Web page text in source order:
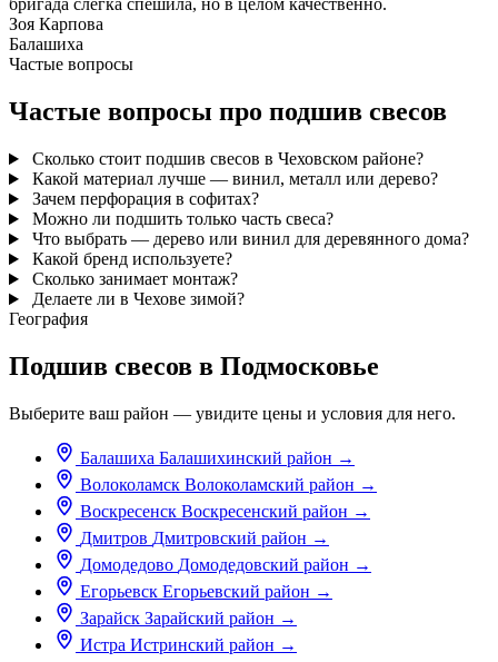
бригада слегка спешила, но в целом качественно.
Зоя Карпова
Балашиха
Частые вопросы
Частые вопросы про подшив свесов
Сколько стоит подшив свесов в Чеховском районе?
Какой материал лучше — винил, металл или дерево?
Зачем перфорация в софитах?
Можно ли подшить только часть свеса?
Что выбрать — дерево или винил для деревянного дома?
Какой бренд используете?
Сколько занимает монтаж?
Делаете ли в Чехове зимой?
География
Подшив свесов в Подмосковье
Выберите ваш район — увидите цены и условия для него.
Балашиха Балашихинский район →
Волоколамск Волоколамский район →
Воскресенск Воскресенский район →
Дмитров Дмитровский район →
Домодедово Домодедовский район →
Егорьевск Егорьевский район →
Зарайск Зарайский район →
Истра Истринский район →